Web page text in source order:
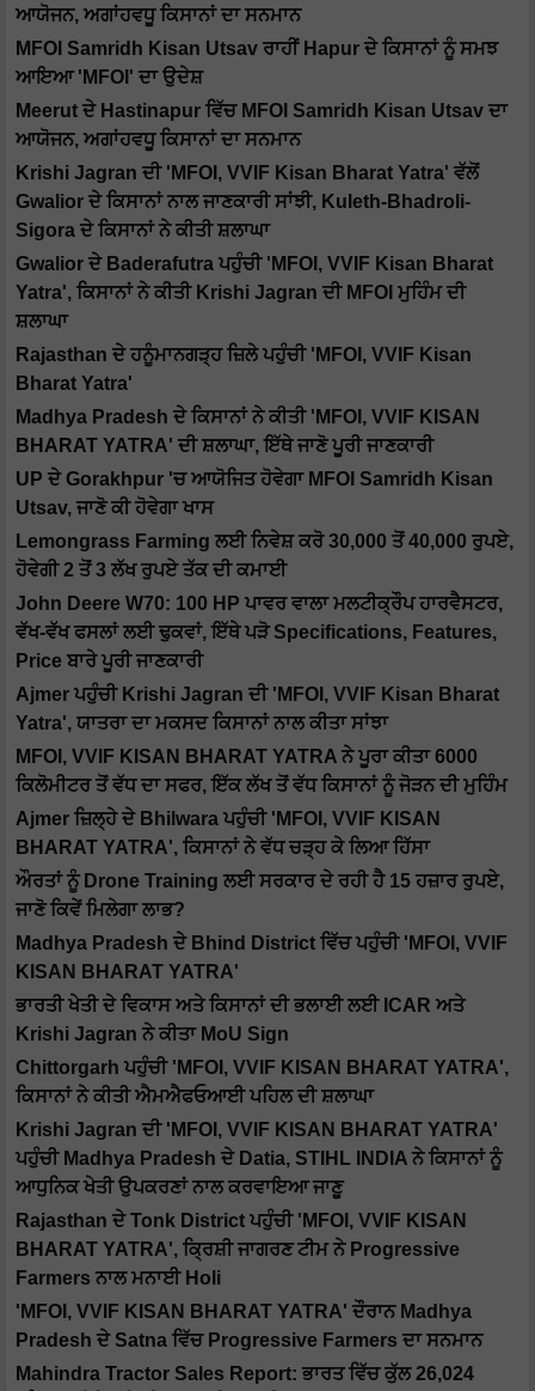
ਆਯੋਜਨ, ਅਗਾਂਹਵਧੂ ਕਿਸਾਨਾਂ ਦਾ ਸਨਮਾਨ
MFOI Samridh Kisan Utsav ਰਾਹੀਂ Hapur ਦੇ ਕਿਸਾਨਾਂ ਨੂੰ ਸਮਝ
ਆਇਆ 'MFOI' ਦਾ ਉਦੇਸ਼
Meerut ਦੇ Hastinapur ਵਿੱਚ MFOI Samridh Kisan Utsav ਦਾ
ਆਯੋਜਨ, ਅਗਾਂਹਵਧੂ ਕਿਸਾਨਾਂ ਦਾ ਸਨਮਾਨ
Krishi Jagran ਦੀ 'MFOI, VVIF Kisan Bharat Yatra' ਵੱਲੋਂ
Gwalior ਦੇ ਕਿਸਾਨਾਂ ਨਾਲ ਜਾਣਕਾਰੀ ਸਾਂਝੀ, Kuleth-Bhadroli-
Sigora ਦੇ ਕਿਸਾਨਾਂ ਨੇ ਕੀਤੀ ਸ਼ਲਾਘਾ
Gwalior ਦੇ Baderafutra ਪਹੁੰਚੀ 'MFOI, VVIF Kisan Bharat
Yatra', ਕਿਸਾਨਾਂ ਨੇ ਕੀਤੀ Krishi Jagran ਦੀ MFOI ਮੁਹਿੰਮ ਦੀ
ਸ਼ਲਾਘਾ
Rajasthan ਦੇ ਹਨੂੰਮਾਨਗੜ੍ਹ ਜ਼ਿਲੇ ਪਹੁੰਚੀ 'MFOI, VVIF Kisan
Bharat Yatra'
Madhya Pradesh ਦੇ ਕਿਸਾਨਾਂ ਨੇ ਕੀਤੀ 'MFOI, VVIF KISAN
BHARAT YATRA' ਦੀ ਸ਼ਲਾਘਾ, ਇੱਥੇ ਜਾਣੋ ਪੂਰੀ ਜਾਣਕਾਰੀ
UP ਦੇ Gorakhpur 'ਚ ਆਯੋਜਿਤ ਹੋਵੇਗਾ MFOI Samridh Kisan
Utsav, ਜਾਣੋ ਕੀ ਹੋਵੇਗਾ ਖਾਸ
Lemongrass Farming ਲਈ ਨਿਵੇਸ਼ ਕਰੋ 30,000 ਤੋਂ 40,000 ਰੁਪਏ,
ਹੋਵੇਗੀ 2 ਤੋਂ 3 ਲੱਖ ਰੁਪਏ ਤੱਕ ਦੀ ਕਮਾਈ
John Deere W70: 100 HP ਪਾਵਰ ਵਾਲਾ ਮਲਟੀਕ੍ਰੌਪ ਹਾਰਵੈਸਟਰ,
ਵੱਖ-ਵੱਖ ਫਸਲਾਂ ਲਈ ਢੁਕਵਾਂ, ਇੱਥੇ ਪੜੋ Specifications, Features,
Price ਬਾਰੇ ਪੂਰੀ ਜਾਣਕਾਰੀ
Ajmer ਪਹੁੰਚੀ Krishi Jagran ਦੀ 'MFOI, VVIF Kisan Bharat
Yatra', ਯਾਤਰਾ ਦਾ ਮਕਸਦ ਕਿਸਾਨਾਂ ਨਾਲ ਕੀਤਾ ਸਾਂਝਾ
MFOI, VVIF KISAN BHARAT YATRA ਨੇ ਪੂਰਾ ਕੀਤਾ 6000
ਕਿਲੋਮੀਟਰ ਤੋਂ ਵੱਧ ਦਾ ਸਫਰ, ਇੱਕ ਲੱਖ ਤੋਂ ਵੱਧ ਕਿਸਾਨਾਂ ਨੂੰ ਜੋੜਨ ਦੀ ਮੁਹਿੰਮ
Ajmer ਜ਼ਿਲ੍ਹੇ ਦੇ Bhilwara ਪਹੁੰਚੀ 'MFOI, VVIF KISAN
BHARAT YATRA', ਕਿਸਾਨਾਂ ਨੇ ਵੱਧ ਚੜ੍ਹ ਕੇ ਲਿਆ ਹਿੱਸਾ
ਔਰਤਾਂ ਨੂੰ Drone Training ਲਈ ਸਰਕਾਰ ਦੇ ਰਹੀ ਹੈ 15 ਹਜ਼ਾਰ ਰੁਪਏ,
ਜਾਣੋ ਕਿਵੇਂ ਮਿਲੇਗਾ ਲਾਭ?
Madhya Pradesh ਦੇ Bhind District ਵਿੱਚ ਪਹੁੰਚੀ 'MFOI, VVIF
KISAN BHARAT YATRA'
ਭਾਰਤੀ ਖੇਤੀ ਦੇ ਵਿਕਾਸ ਅਤੇ ਕਿਸਾਨਾਂ ਦੀ ਭਲਾਈ ਲਈ ICAR ਅਤੇ
Krishi Jagran ਨੇ ਕੀਤਾ MoU Sign
Chittorgarh ਪਹੁੰਚੀ 'MFOI, VVIF KISAN BHARAT YATRA',
ਕਿਸਾਨਾਂ ਨੇ ਕੀਤੀ ਐਮਐਫਓਆਈ ਪਹਿਲ ਦੀ ਸ਼ਲਾਘਾ
Krishi Jagran ਦੀ 'MFOI, VVIF KISAN BHARAT YATRA'
ਪਹੁੰਚੀ Madhya Pradesh ਦੇ Datia, STIHL INDIA ਨੇ ਕਿਸਾਨਾਂ ਨੂੰ
ਆਧੁਨਿਕ ਖੇਤੀ ਉਪਕਰਣਾਂ ਨਾਲ ਕਰਵਾਇਆ ਜਾਣੂ
Rajasthan ਦੇ Tonk District ਪਹੁੰਚੀ 'MFOI, VVIF KISAN
BHARAT YATRA', ਕ੍ਰਿਸ਼ੀ ਜਾਗਰਣ ਟੀਮ ਨੇ Progressive
Farmers ਨਾਲ ਮਨਾਈ Holi
'MFOI, VVIF KISAN BHARAT YATRA' ਦੌਰਾਨ Madhya
Pradesh ਦੇ Satna ਵਿੱਚ Progressive Farmers ਦਾ ਸਨਮਾਨ
Mahindra Tractor Sales Report: ਭਾਰਤ ਵਿੱਚ ਕੁੱਲ 26,024